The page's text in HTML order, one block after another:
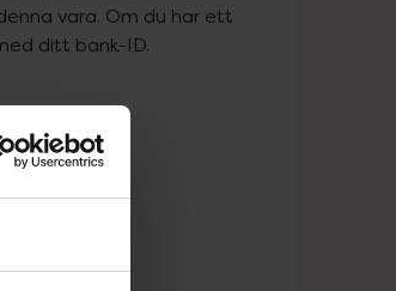
vara. Om du har ett
ditt bank-ID.